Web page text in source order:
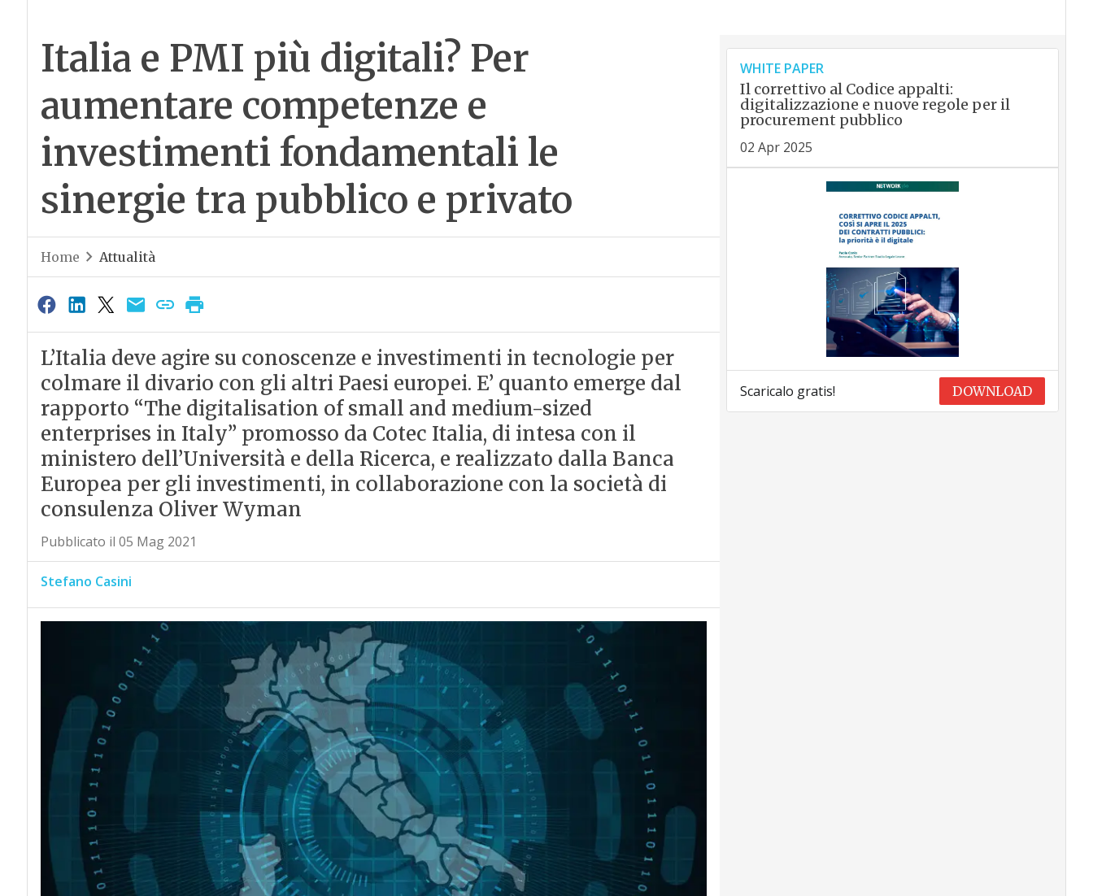
Italia e PMI più digitali? Per
aumentare competenze e
investimenti fondamentali le
sinergie tra pubblico e privato
Home Attualità
L’Italia deve agire su conoscenze e investimenti in tecnologie per
colmare il divario con gli altri Paesi europei. E’ quanto emerge dal
rapporto “The digitalisation of small and medium-sized
enterprises in Italy” promosso da Cotec Italia, di intesa con il
ministero dell’Università e della Ricerca, e realizzato dalla Banca
Europea per gli investimenti, in collaborazione con la società di
consulenza Oliver Wyman
Pubblicato il 05 Mag 2021
Stefano Casini
WHITE PAPER
Il correttivo al Codice appalti:
digitalizzazione e nuove regole per il
procurement pubblico
02 Apr 2025
Scaricalo gratis! DOWNLOAD